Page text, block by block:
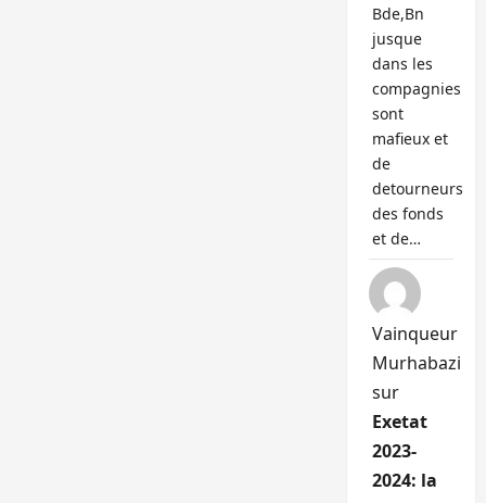
Bde,Bn
jusque
dans les
compagnies
sont
mafieux et
de
detourneurs
des fonds
et de…
Vainqueur
Murhabazi
sur
Exetat
2023-
2024: la